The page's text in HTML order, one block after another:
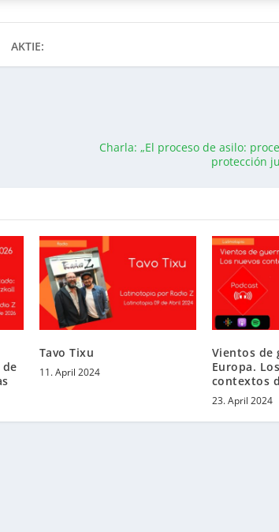
AKTIE:
Charla: „El proceso de asilo:
protección
Tavo Tixu
11. April 2024
Vientos de
Europa.
contextos
23. April 2024